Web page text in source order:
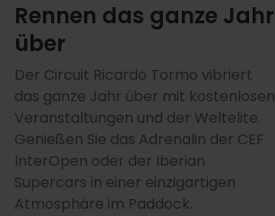
Rennen das ganze Jahr
über
Der Circuit Ricardo Tormo vibriert
das ganze Jahr über mit kostenlosen
Veranstaltungen und der Weltelite.
Genießen Sie das Adrenalin der CEF
InterOpen oder der Iberian
Supercars in einer einzigartigen
Atmosphäre im Paddock.